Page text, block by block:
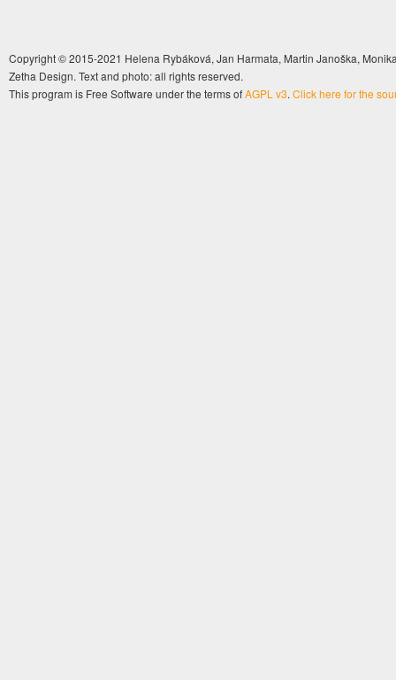
Copyright © 2015-2021 Helena Rybáková, Jan Harmata, Martin Janoška,
Zetha Design. Text and photo: all rights reserved.
This program is Free Software under the terms ofAGPL v3. Click here for the